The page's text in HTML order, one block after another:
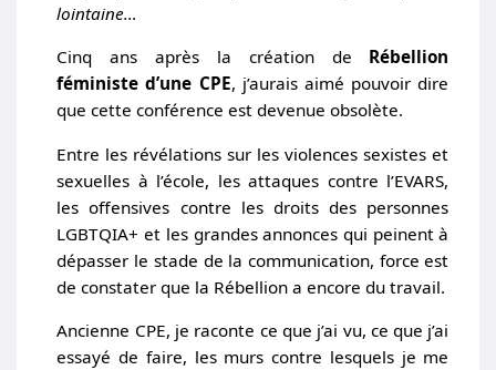
lointaine…
Cinq ans après la création de Rébellion
féministe d’une CPE, j’aurais aimé pouvoir dire
que cette conférence est devenue obsolète.
Entre les révélations sur les violences sexistes et
sexuelles à l’école, les attaques contre l’EVARS,
les offensives contre les droits des personnes
LGBTQIA+ et les grandes annonces qui peinent à
dépasser le stade de la communication, force est
de constater que la Rébellion a encore du travail.
Ancienne CPE, je raconte ce que j’ai vu, ce que j’ai
essayé de faire, les murs contre lesquels je me